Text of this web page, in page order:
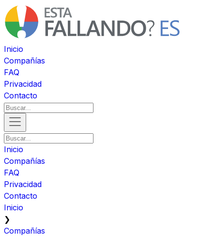
Inicio
Compañías
FAQ
Privacidad
Contacto
Inicio
Compañías
FAQ
Privacidad
Contacto
Inicio
❯
Compañías